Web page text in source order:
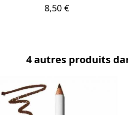
Prix
8,50 €
4 autres produits